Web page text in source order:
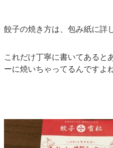
餃子の焼き方は、包み紙に詳
これだけ丁寧に書いてあると
ーに焼いちゃってるんですよね